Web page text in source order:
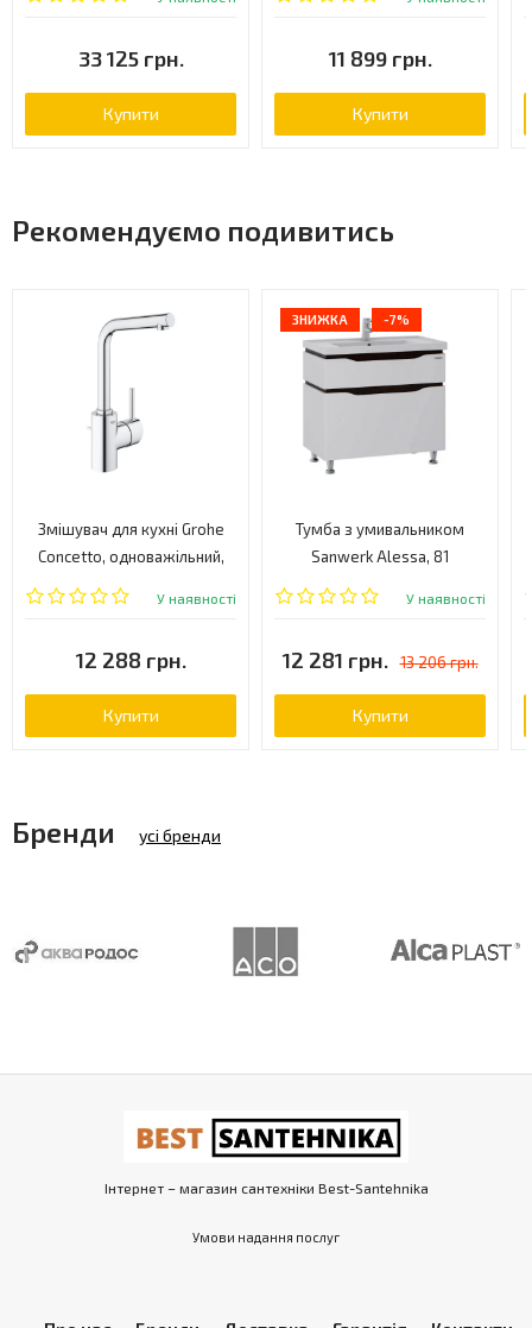
33 125 грн.
Купити
11 899 грн.
Купити
Рекомендуємо подивитись
Змішувач для кухні Grohe
Concetto, одноважільний,
хром (23739002)
У наявності
12 288 грн.
Купити
ЗНИЖКА -7%
Тумба з умивальником
Sanwerk Alessa, 81
(MV0000602)
У наявності
12 281 грн. 13 206 грн.
Купити
Бренди усі бренди
Інтернет – магазин сантехніки Best-Santehnika
Умови надання послуг